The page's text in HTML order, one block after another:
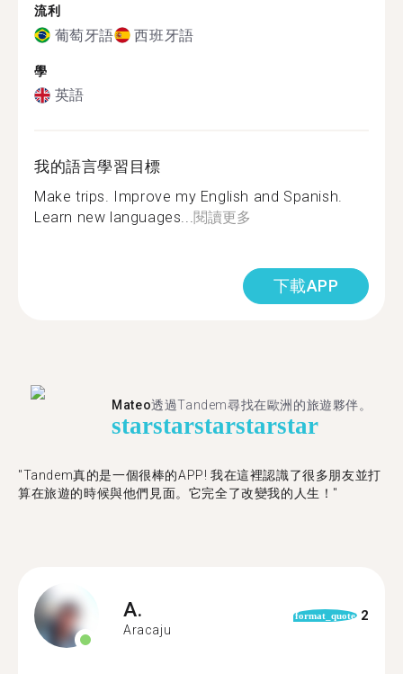
流利
葡萄牙語 西班牙語
學
英語
我的語言學習目標
Make trips. Improve my English and Spanish.
Learn new languages...閱讀更多
下載APP
Mateo透過Tandem尋找在歐洲的旅遊夥伴。
starstarstarstarstar
"Tandem真的是一個很棒的APP! 我在這裡認識了很多朋友並打
算在旅遊的時候與他們見面。它完全了改變我的人生！"
A.
Aracaju
format_quote 2